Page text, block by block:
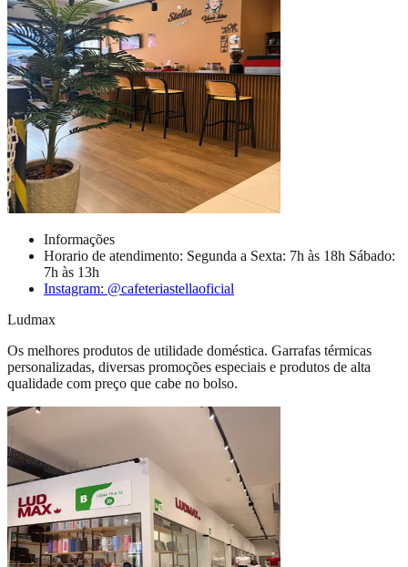
Informações
Horario de atendimento: Segunda a Sexta: 7h às 18h Sábado:
7h às 13h
Instagram: @cafeteriastellaoficial
Ludmax
Os melhores produtos de utilidade doméstica. Garrafas térmicas
personalizadas, diversas promoções especiais e produtos de alta
qualidade com preço que cabe no bolso.